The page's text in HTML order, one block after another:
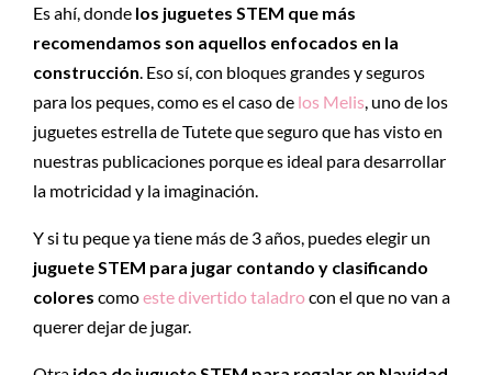
Es ahí, donde los juguetes STEM que más
recomendamos son aquellos enfocados en la
construcción . Eso sí, con bloques grandes y seguros
para los peques, como es el caso de los Melis , uno de los
juguetes estrella de Tutete que seguro que has visto en
nuestras publicaciones porque es ideal para desarrollar
la motricidad y la imaginación.
Y si tu peque ya tiene más de 3 años, puedes elegir un
juguete STEM para jugar contando y clasificando
colores comoeste divertido taladrocon el que no van a
querer dejar de jugar.